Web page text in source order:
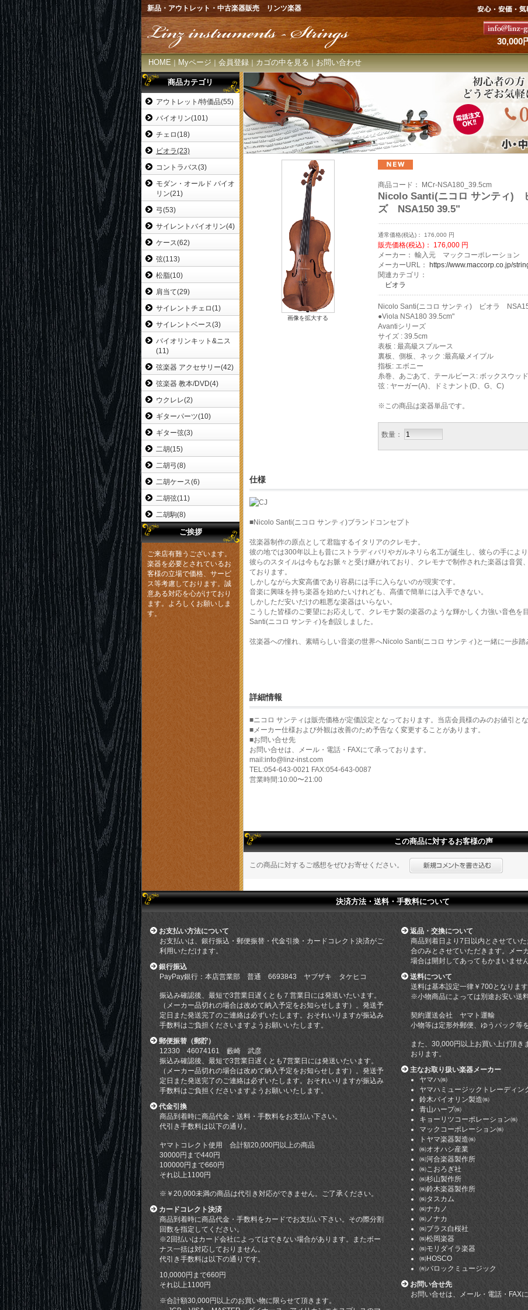
新品・アウトレット・中古楽器販売 リンツ楽器
30,000
HOME ｜ Myページ ｜ 会員登録 ｜ カゴの中を見る ｜ お問い合わせ
商品カテゴリ
アウトレット/特価品(55)
バイオリン(101)
チェロ(18)
ビオラ(23)
コントラバス(3)
モダン・オールド バイオ
リン(21)
弓(53)
サイレントバイオリン(4)
ケース(62)
弦(113)
松脂(10)
肩当て(29)
サイレントチェロ(1)
サイレントベース(3)
バイオリンキット&ニス
(11)
弦楽器 アクセサリー(42)
弦楽器 教本/DVD(4)
ウクレレ(2)
ギターパーツ(10)
ギター弦(3)
二胡(15)
二胡弓(8)
二胡ケース(6)
二胡弦(11)
二胡駒(8)
ご挨拶
ご来店有難うございます。
楽器を必要とされているお
客様の立場で価格、サービ
ス等考慮しております。誠
意ある対応を心がけており
ます。よろしくお願いしま
す。
画像を拡大する
商品コード： MCr-NSA180_39.5cm
Nicolo Santi(ニコロ サンティ)
ズ NSA150 39.5"
通常価格(税込)： 176,000 円
販売価格(税込)： 176,000 円
メーカー：
輸入元 マックコーポレーション
メーカーURL：
https://www.maccorp.co.jp/
関連カテゴリ：
ビオラ
Nicolo Santi(ニコロ サンティ) ビオラ
●Viola NSA180 39.5cm"
Avantiシリーズ
サイズ : 39.5cm
表板 : 最高級スプルース
裏板、側板、ネック :最高級メイプル
指板: エボニー
糸巻、あごあて、テールピース: ボックスウッド
弦 : ヤーガー(A)、ドミナント(D、G、C)
※この商品は楽器単品です。
数量：
仕様
■Nicolo Santi(ニコロ サンティ)ブランドコンセプト
弦楽器制作の原点として君臨するイタリアのクレモナ。
彼の地では300年以上も昔にストラディバリやガルネリら名工が誕生し、彼らの手によ
彼らのスタイルは今もなお脈々と受け継がれており、クレモナで制作された楽器は音質
ております。
しかしながら大変高価であり容易には手に入らないのが現実です。
音楽に興味を持ち楽器を始めたいけれども、高価で簡単には入手できない。
しかしただ安いだけの粗悪な楽器はいらない。
こうした皆様のご要望にお応えして、クレモナ製の楽器のような輝かしく力強い音色を
Santi(ニコロ サンティ)を創設しました。
弦楽器への憧れ、素晴らしい音楽の世界へNicolo Santi(ニコロ サンティ)と一緒に一歩
詳細情報
■ニコロ サンティは販売価格が定価設定となっております。当店会員様のみのお値引と
■メーカー仕様および外観は改善のため予告なく変更することがあります。
■お問い合せ先
お問い合せは、メール・電話・FAXにて承っております。
mail:info@linz-inst.com
TEL:054-643-0021 FAX:054-643-0087
営業時間:10:00〜21:00
この商品に対するお客様の声
この商品に対するご感想をぜひお寄せください。
決済方法・送料・手数料について
お支払い方法について
お支払いは、銀行振込・郵便振替・代金引換・カードコレクト決済がご
利用いただけます。
銀行振込
PayPay銀行：本店営業部 普通 6693843 ヤブザキ タケヒコ
振込み確認後、最短で3営業日遅くとも７営業日には発送いたいます。
（メーカー品切れの場合は改めて納入予定をお知らせします）。発送予
定日また発送完了のご連絡は必ずいたします。おそれいりますが振込み
手数料はご負担くださいますようお願いいたします。
郵便振替（郵貯）
12330 46074161 藪崎 武彦
振込み確認後、最短で3営業日遅くとも7営業日には発送いたいます。
（メーカー品切れの場合は改めて納入予定をお知らせします）。発送予
定日また発送完了のご連絡は必ずいたします。おそれいりますが振込み
手数料はご負担くださいますようお願いいたします。
代金引換
商品到着時に商品代金・送料・手数料をお支払い下さい。
代引き手数料は以下の通り。
ヤマトコレクト使用 合計額20,000円以上の商品
30000円まで440円
100000円まで660円
それ以上1100円
※￥20,000未満の商品は代引き対応ができません。ご了承ください。
カードコレクト決済
商品到着時に商品代金・手数料をカードでお支払い下さい。その際分割
回数を指定してください。
※2回払いはカード会社によってはできない場合があります。またボー
ナス一括は対応しておりません。
代引き手数料は以下の通りです。
10,0000円まで660円
それ以上1100円
※合計額30,000円以上のお買い物に限らせて頂きます。
返品・交換について
商品到着日より7日以内とさせてい
合のみとさせていただきます。メー
場合は開封してあってもかまいません
送料について
送料は基本設定一律￥700となります
※小物商品によっては別途お安い送
契約運送会社 ヤマト運輸
小物等は定形外郵便、ゆうパック等
また、30,000円以上お買い上げ頂き
おります。
主なお取り扱い楽器メーカー
ヤマハ㈱
ヤマハミュージックトレーディン
鈴木バイオリン製造㈱
青山ハープ㈱
キョーリツコーポレーション㈱
マックコーポレーション㈱
トヤマ楽器製造㈱
㈱オオハシ産業
㈱河合楽器製作所
㈱こおろぎ社
㈱杉山製作所
㈱鈴木楽器製作所
㈱タスカム
㈱ナカノ
㈱ノナカ
㈱プラス白桜社
㈱松岡楽器
㈱モリダイラ楽器
㈱HOSCO
㈲バロックミュージック
お問い合せ先
お問い合せは、メール・電話・FAX